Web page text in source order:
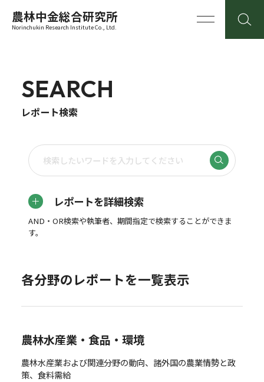
農林中金総合研究所
Norinchukin Research Institute Co., Ltd.
SEARCH
レポート検索
レポートを詳細検索
AND・OR検索や執筆者、期間指定で検索することができま
す。
各分野のレポートを一覧表示
農林水産業・食品・環境
農林水産業および関連分野の動向、諸外国の農業情勢と政
策、食料需給